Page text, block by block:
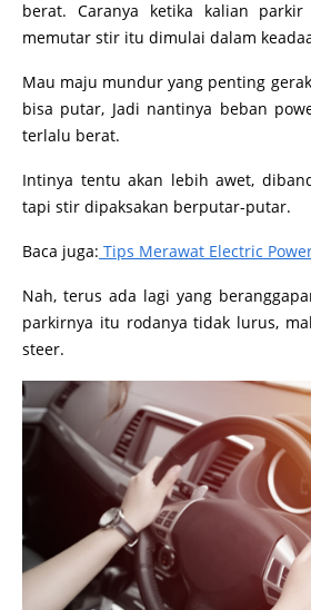
berat. Caranya ketika kalian
memutar stir itu dimulai dalam
Mau maju mundur yang penting
bisa putar, Jadi nantinya beban
terlalu berat.
Intinya tentu akan lebih awet,
tapi stir dipaksakan berputar-putar.
Baca juga: Tips Merawat Electric
Nah, terus ada lagi yang
parkirnya itu rodanya tidak lurus,
steer.